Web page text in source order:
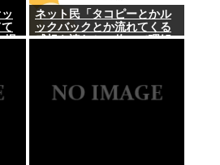
場
ネット民「タコピーとかル
ックバックとか流れてくる
感想を読むと、俺って理解